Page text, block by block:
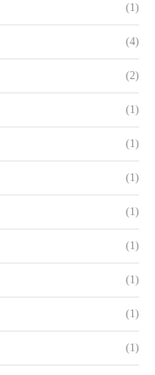
(1)
(4)
(2)
(1)
(1)
(1)
(1)
(1)
(1)
(1)
(1)